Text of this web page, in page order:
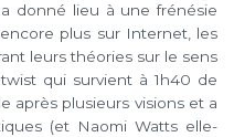
donné lieu à une frénésie
plus sur Internet, les
leurs théories sur le sens
qui survient à 1h40 de
après plusieurs visions et a
(et Naomi Watts elle-